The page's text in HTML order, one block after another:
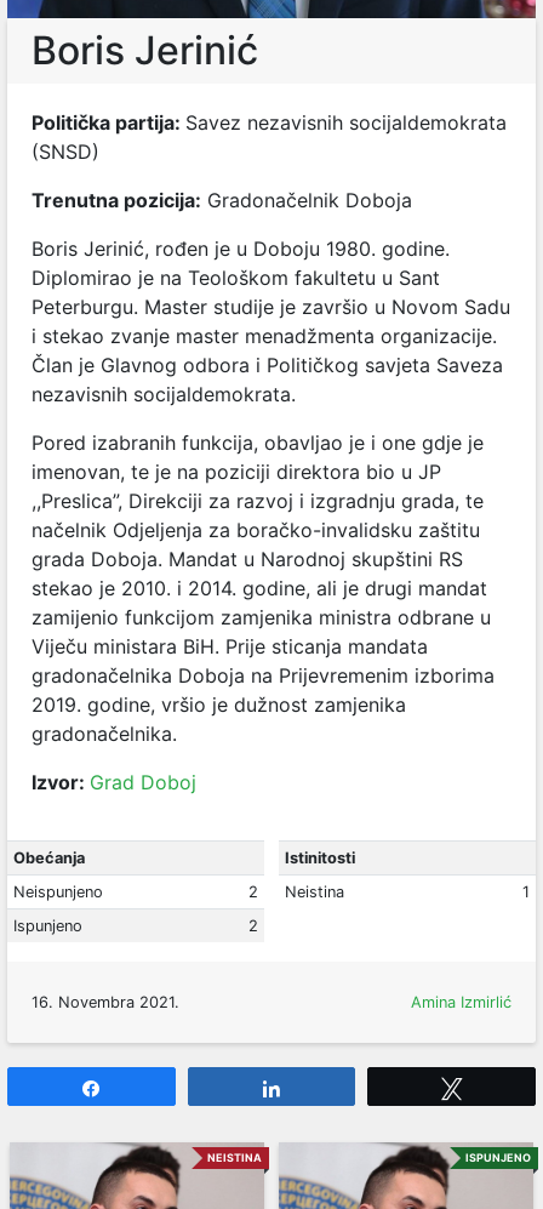
Boris Jerinić
Politička partija: Savez nezavisnih socijaldemokrata
(SNSD)
Trenutna pozicija: Gradonačelnik Doboja
Boris Jerinić, rođen je u Doboju 1980. godine.
Diplomirao je na Teološkom fakultetu u Sant
Peterburgu. Master studije je završio u Novom Sadu
i stekao zvanje master menadžmenta organizacije.
Član je Glavnog odbora i Političkog savjeta Saveza
nezavisnih socijaldemokrata.
Pored izabranih funkcija, obavljao je i one gdje je
imenovan, te je na poziciji direktora bio u JP
,,Preslica”, Direkciji za razvoj i izgradnju grada, te
načelnik Odjeljenja za boračko-invalidsku zaštitu
grada Doboja. Mandat u Narodnoj skupštini RS
stekao je 2010. i 2014. godine, ali je drugi mandat
zamijenio funkcijom zamjenika ministra odbrane u
Viječu ministara BiH. Prije sticanja mandata
gradonačelnika Doboja na Prijevremenim izborima
2019. godine, vršio je dužnost zamjenika
gradonačelnika.
Izvor: Grad Doboj
Obećanja
Neispunjeno
2
Ispunjeno
2
Istinitosti
Neistina
1
16. Novembra 2021. Amina Izmirlić
NEISTINA ISPUNJENO